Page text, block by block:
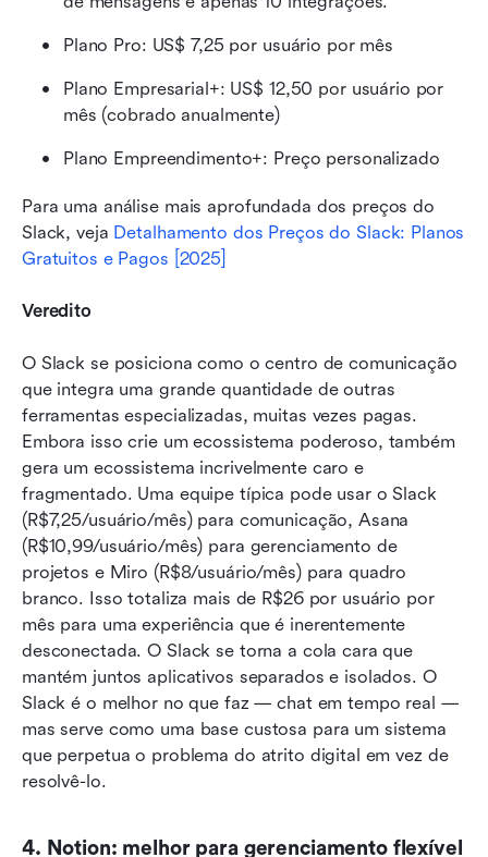
Plano Pro: US$ 7,25 por usuário por mês
Plano Empresarial+: US$ 12,50 por usuário por
mês (cobrado anualmente)
Plano Empreendimento+: Preço personalizado
Para uma análise mais aprofundada dos preços do
Slack, veja Detalhamento dos Preços do Slack: Planos
Gratuitos e Pagos [2025]
Veredito
O Slack se posiciona como o centro de comunicação
que integra uma grande quantidade de outras
ferramentas especializadas, muitas vezes pagas.
Embora isso crie um ecossistema poderoso, também
gera um ecossistema incrivelmente caro e
fragmentado. Uma equipe típica pode usar o Slack
(R$7,25/usuário/mês) para comunicação, Asana
(R$10,99/usuário/mês) para gerenciamento de
projetos e Miro (R$8/usuário/mês) para quadro
branco. Isso totaliza mais de R$26 por usuário por
mês para uma experiência que é inerentemente
desconectada. O Slack se torna a cola cara que
mantém juntos aplicativos separados e isolados. O
Slack é o melhor no que faz — chat em tempo real —
mas serve como uma base custosa para um sistema
que perpetua o problema do atrito digital em vez de
resolvê-lo.
4. Notion: melhor para gerenciamento flexível